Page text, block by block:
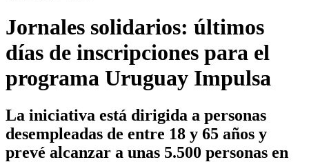
Jornales solidarios: últimos
días de inscripciones para el
programa Uruguay Impulsa
La iniciativa está dirigida a personas
desempleadas de entre 18 y 65 años y
prevé alcanzar a unas 5.500 personas en